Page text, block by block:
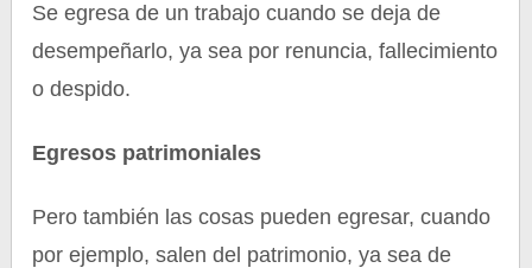
Se egresa de un trabajo cuando se deja de
desempeñarlo, ya sea por renuncia, fallecimiento
o despido.
Egresos patrimoniales
Pero también las cosas pueden egresar, cuando
por ejemplo, salen del patrimonio, ya sea de